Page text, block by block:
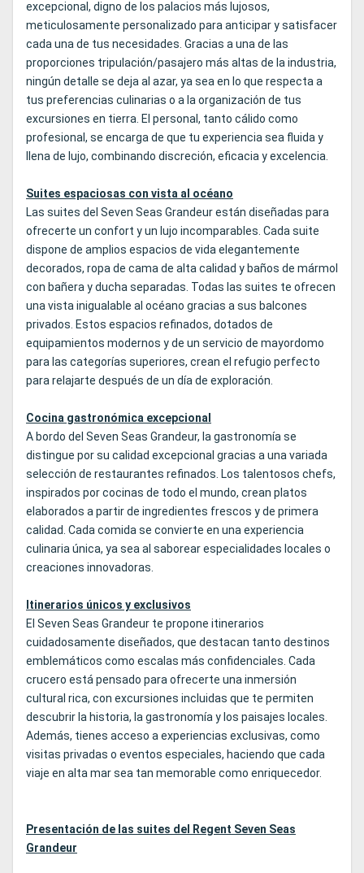
excepcional, digno de los palacios más lujosos,
meticulosamente personalizado para anticipar y satisfacer
cada una de tus necesidades. Gracias a una de las
proporciones tripulación/pasajero más altas de la industria,
ningún detalle se deja al azar, ya sea en lo que respecta a
tus preferencias culinarias o a la organización de tus
excursiones en tierra. El personal, tanto cálido como
profesional, se encarga de que tu experiencia sea fluida y
llena de lujo, combinando discreción, eficacia y excelencia.
Suites espaciosas con vista al océano
Las suites del Seven Seas Grandeur están diseñadas para
ofrecerte un confort y un lujo incomparables. Cada suite
dispone de amplios espacios de vida elegantemente
decorados, ropa de cama de alta calidad y baños de mármol
con bañera y ducha separadas. Todas las suites te ofrecen
una vista inigualable al océano gracias a sus balcones
privados. Estos espacios refinados, dotados de
equipamientos modernos y de un servicio de mayordomo
para las categorías superiores, crean el refugio perfecto
para relajarte después de un día de exploración.
Cocina gastronómica excepcional
A bordo del Seven Seas Grandeur, la gastronomía se
distingue por su calidad excepcional gracias a una variada
selección de restaurantes refinados. Los talentosos chefs,
inspirados por cocinas de todo el mundo, crean platos
elaborados a partir de ingredientes frescos y de primera
calidad. Cada comida se convierte en una experiencia
culinaria única, ya sea al saborear especialidades locales o
creaciones innovadoras.
Itinerarios únicos y exclusivos
El Seven Seas Grandeur te propone itinerarios
cuidadosamente diseñados, que destacan tanto destinos
emblemáticos como escalas más confidenciales. Cada
crucero está pensado para ofrecerte una inmersión
cultural rica, con excursiones incluidas que te permiten
descubrir la historia, la gastronomía y los paisajes locales.
Además, tienes acceso a experiencias exclusivas, como
visitas privadas o eventos especiales, haciendo que cada
viaje en alta mar sea tan memorable como enriquecedor.
Presentación de las suites del Regent Seven Seas
Grandeur